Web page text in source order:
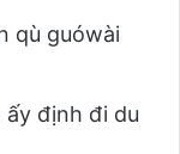
qù guówài
ấy định đi du